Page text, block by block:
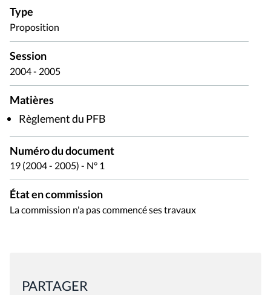
Type
Proposition
Session
2004 - 2005
Matières
Règlement du PFB
Numéro du document
19 (2004 - 2005) - N° 1
État en commission
La commission n'a pas commencé ses travaux
PARTAGER